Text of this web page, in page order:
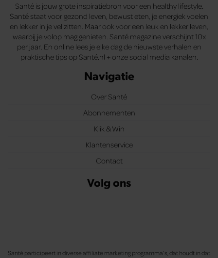
Santé is jouw grote inspiratiebron voor een healthy lifestyle.
Santé staat voor gezond leven, bewust eten, je energiek voelen
en lekker in je vel zitten. Maar ook voor een leuk en lekker leven,
waarbij je volop mag genieten. Santé magazine verschijnt 10x
per jaar. En online lees je elke dag de nieuwste verhalen en
praktische tips op Santé.nl + onze social media kanalen.
Navigatie
Over Santé
Abonnementen
Klik & Win
Klantenservice
Contact
Volg ons
Santé participeert in diverse affiliate marketing programma’s, dat houdt in dat